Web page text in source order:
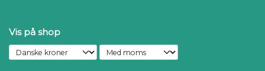
Vis på shop